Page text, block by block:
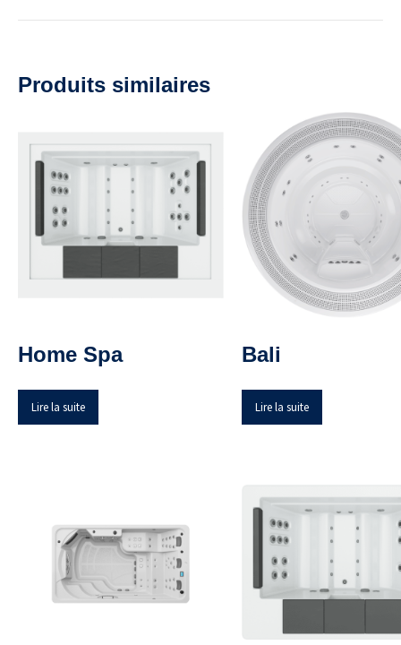
Produits similaires
Home Spa
Lire la suite
Bali
Lire la suite